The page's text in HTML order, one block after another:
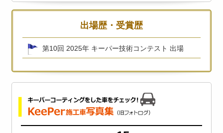
出場歴・受賞歴
第10回 2025年 キーパー技術コンテスト 出場